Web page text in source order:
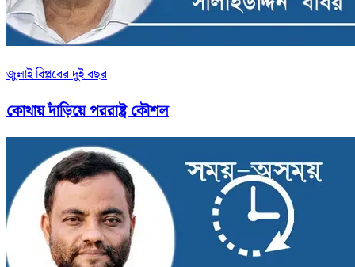
জুলাই বিপ্লবের দুই বছর
কোথায় দাঁড়িয়ে পররাষ্ট্র কৌশল